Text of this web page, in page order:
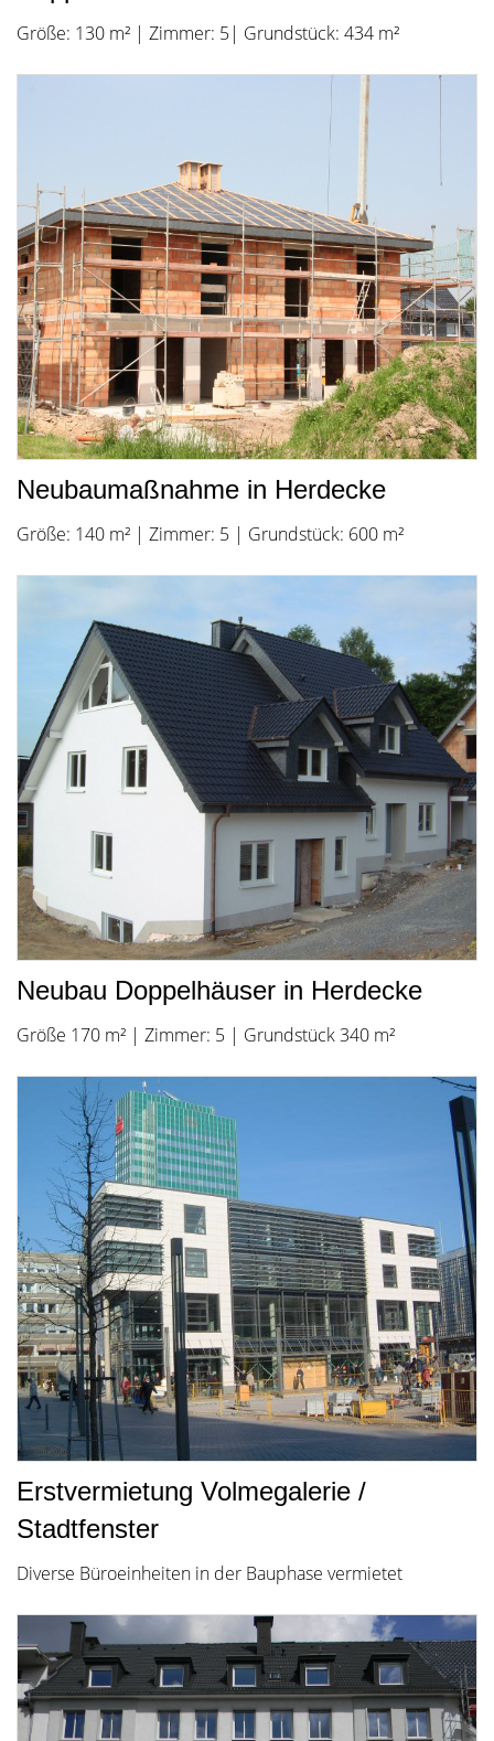
Größe: 130 m² | Zimmer: 5| Grundstück: 434 m²
Neubaumaßnahme in Herdecke
Größe: 140 m² | Zimmer: 5 | Grundstück: 600 m²
Neubau Doppelhäuser in Herdecke
Größe 170 m² | Zimmer: 5 | Grundstück 340 m²
Erstvermietung Volmegalerie /
Stadtfenster
Diverse Büroeinheiten in der Bauphase vermietet